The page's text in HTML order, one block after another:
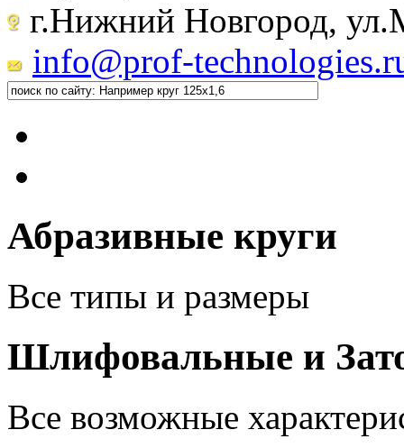
г.Нижний Новгород,
info@prof-
Абразивные круги
Все типы и размеры
Шлифовальные и
Все возможные